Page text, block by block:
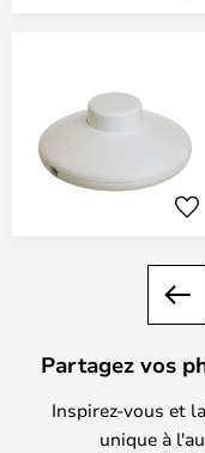
Partagez vos
Inspirez-vous et
unique à